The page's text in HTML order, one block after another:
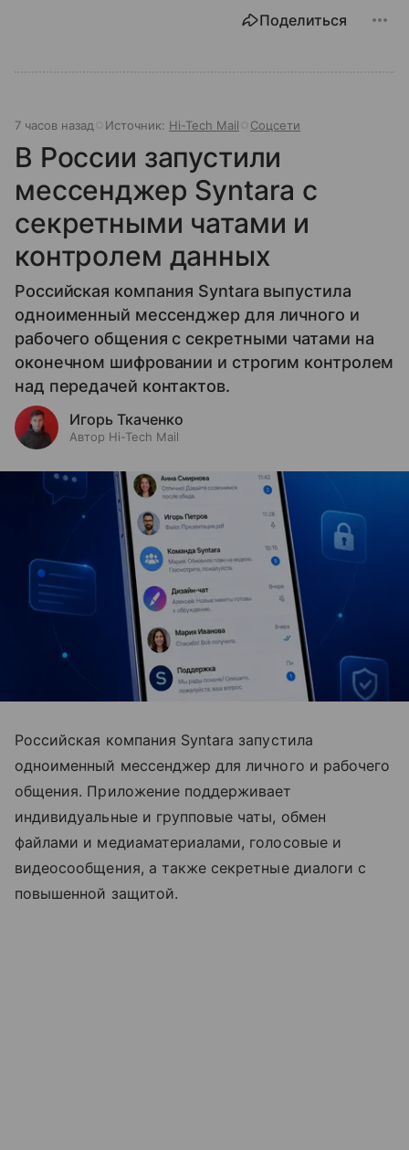
Поделиться
7 часов назад Источник: Hi-Tech Mail Соцсети
В России запустили
мессенджер Syntara с
секретными чатами и
контролем данных
Российская компания Syntara выпустила
одноименный мессенджер для личного и
рабочего общения с секретными чатами на
оконечном шифровании и строгим контролем
над передачей контактов.
Игорь Ткаченко
Автор Hi-Tech Mail
Российская компания Syntara запустила
одноименный мессенджер для личного и рабочего
общения. Приложение поддерживает
индивидуальные и групповые чаты, обмен
файлами и медиаматериалами, голосовые и
видеосообщения, а также секретные диалоги с
повышенной защитой.